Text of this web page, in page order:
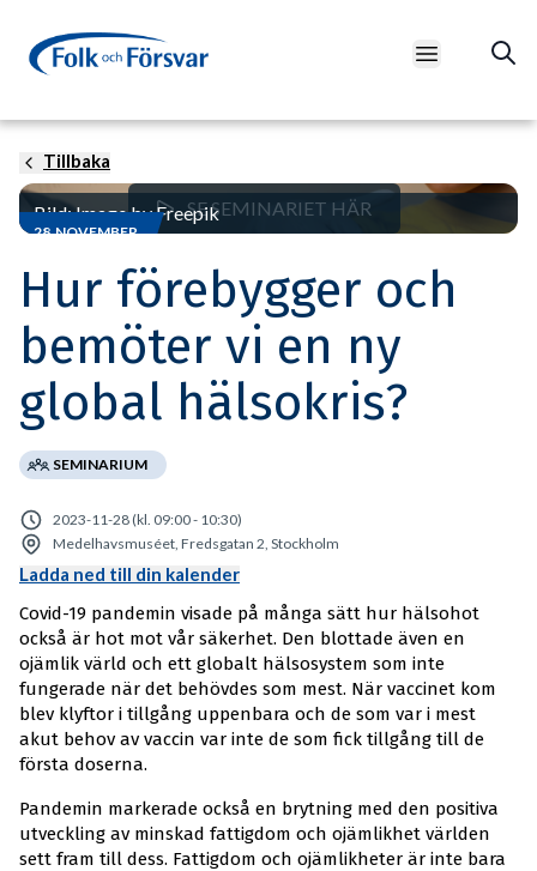
Open main
Tillbaka
Bild: Image by FreepikSE SEMINARIET HÄR
28 NOVEMBER
Hur förebygger och
bemöter vi en ny
global hälsokris?
SEMINARIUM
2023-11-28 (kl. 09:00 - 10:30)
Medelhavsmuséet, Fredsgatan 2, Stockholm
Ladda ned till din kalender
Covid-19 pandemin visade på många sätt hur hälsohot
också är hot mot vår säkerhet. Den blottade även en
ojämlik värld och ett globalt hälsosystem som inte
fungerade när det behövdes som mest. När vaccinet kom
blev klyftor i tillgång uppenbara och de som var i mest
akut behov av vaccin var inte de som fick tillgång till de
första doserna.
Pandemin markerade också en brytning med den positiva
utveckling av minskad fattigdom och ojämlikhet världen
sett fram till dess. Fattigdom och ojämlikheter är inte bara